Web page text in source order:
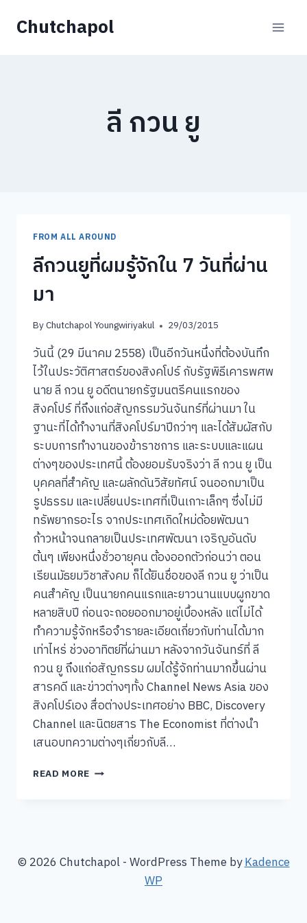
Chutchapol
ลี กวน ยู
FROM ALL AROUND
ลีกวนยูที่ผมรู้จักใน 7 วันที่ผ่าน
มา
ByChutchapol Youngwiriyakul 29/03/2015
วันนี้ (29 มีนาคม 2558) เป็นอีกวันหนึ่งที่ต้องบันทึก
ไว้ในประวัติศาสตร์ของสิงคโปร์ กับรัฐพิธีเคารพศพ
นาย ลี กวน ยู อดีตนายกรัฐมนตรีคนแรกของ
สิงคโปร์ ที่ถึงแก่อสัญกรรมวันจันทร์ที่ผ่านมา ใน
ฐานะที่ได้ทำงานที่สิงคโปร์มาปีกว่าๆ และได้สัมผัสกับ
ระบบการทำงานของข้าราชการ และระบบและแผน
ต่างๆของประเทศนี้ ต้องยอมรับจริงว่า ลี กวน ยู เป็น
บุคคลที่สำคัญ และผลักดันวิสัยทัศน์ จนออกมาเป็น
รูปธรรม และเปลี่ยนประเทศที่เป็นเกาะเล็กๆ ซึ่งไม่มี
ทรัพยากรอะไร จากประเทศเกิดใหม่ด้อยพัฒนา
ก้าวหน้าจนกลายเป็นประเทศพัฒนา เจริญอันดับ
ต้นๆ เพียงหนึ่งชั่วอายุคน ต้องออกตัวก่อนว่า ตอน
เรียนมัธยมวิชาสังคม ก็ได้ยินชื่อของลี กวน ยู ว่าเป็น
คนสำคัญ เป็นนายกคนแรกและยาวนานแบบผูกขาด
หลายสิบปี ก่อนจะถอยออกมาอยู่เบื้องหลัง แต่ไม่ได้
ทำความรู้จักหรือจำรายละเอียดเกี่ยวกับท่านได้มาก
เท่าไหร่ ช่วงอาทิตย์ที่ผ่านมา หลังจากวันจันทร์ที่ ลี
กวน ยู ถึงแก่อสัญกรรม ผมได้รู้จักท่านมากขึ้นผ่าน
สารคดี และข่าวต่างๆทั้ง Channel News Asia ของ
สิงคโปร์เอง สื่อต่างประเทศอย่าง BBC, Discovery
Channel และนิตยสาร The Economist ที่ต่างนำ
เสนอบทความต่างๆเกี่ยวกับลี…
READ MORE ลีก
ใน
© 2026 Chutchapol - WordPress Theme byKadence
WP